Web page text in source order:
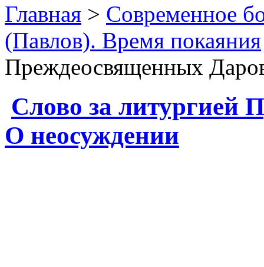
Главная > Современное
(Павлов). Время покаяния
Преждеосвященных
Слово за литургией
О неосуждении